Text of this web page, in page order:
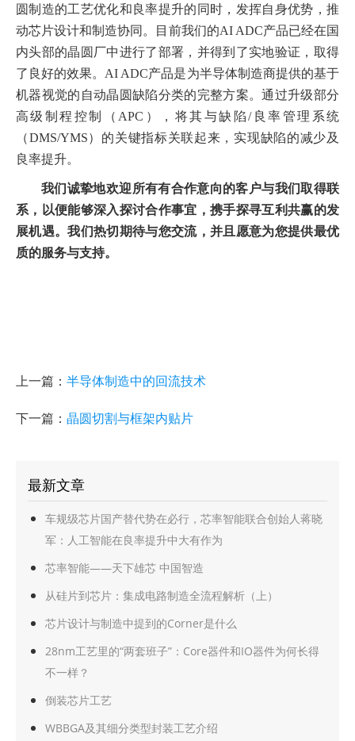
圆制造的工艺优化和良率提升的同时，发挥自身优势，推
动芯片设计和制造协同。
目前我们的AI ADC产品已经在国
内头部的晶圆厂中进行了部署，并得到了实地验证，取得
了良好的效果。AI ADC产品是为半导体制造商提供的基于
机器视觉的自动晶圆缺陷分类的完整方案。通过升级部分
高级制程控制（APC），将其与缺陷/良率管理系统
（DMS/YMS）的关键指标关联起来，实现缺陷的减少及
良率提升。
我们诚挚地欢迎所有有合作意向的客户与我们取得联
系，以便能够深入探讨合作事宜，携手探寻互利共赢的发
展机遇。我们热切期待与您交流，并且愿意为您提供最优
质的服务与支持。
上一篇： 半导体制造中的回流技术
下一篇： 晶圆切割与框架内贴片
最新文章
车规级芯片国产替代势在必行，芯率智能联合创始人蒋晓
军：人工智能在良率提升中大有作为
芯率智能——天下雄芯 中国智造
从硅片到芯片：集成电路制造全流程解析（上）
芯片设计与制造中提到的Corner是什么
28nm工艺里的“两套班子”：Core器件和IO器件为何长得
不一样？
倒装芯片工艺
WBBGA及其细分类型封装工艺介绍